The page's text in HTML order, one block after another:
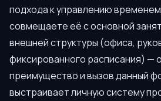
подхода к управлению
совмещаете её с основной
внешней структуры (офиса,
фиксированного расписания) —
преимущество и вызов данный
выстраивает личную систему